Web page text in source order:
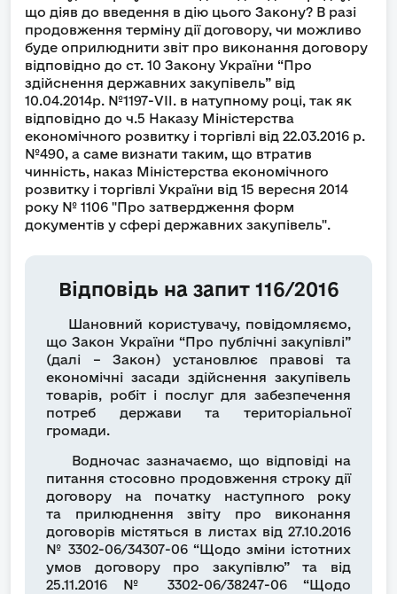
що діяв до введення в дію цього Закону? В разі
продовження терміну дії договору, чи можливо
буде оприлюднити звіт про виконання договору
відповідно до ст. 10 Закону України “Про
здійснення державних закупівель” від
10.04.2014р. №1197-VII. в натупному році, так як
відповідно до ч.5 Наказу Міністерства
економічного розвитку і торгівлі від 22.03.2016 р.
№490, а саме визнати таким, що втратив
чинність, наказ Міністерства економічного
розвитку і торгівлі України від 15 вересня 2014
року № 1106 "Про затвердження форм
документів у сфері державних закупівель".
Відповідь на запит 116/2016
Шановний користувачу, повідомляємо,
що Закон України “Про публічні закупівлі”
(далі – Закон) установлює правові та
економічні засади здійснення закупівель
товарів, робіт і послуг для забезпечення
потреб держави та територіальної
громади.
Водночас зазначаємо, що відповіді на
питання стосовно продовження строку дії
договору на початку наступного року
та прилюднення звіту про виконання
договорів містяться в листах від 27.10.2016
№ 3302-06/34307-06 “Щодо зміни істотних
умов договору про закупівлю” та від
25.11.2016 № 3302-06/38247-06 “Щодо